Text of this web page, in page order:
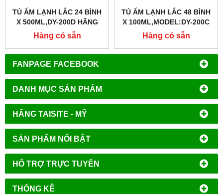
FANPAGE FACEBOOK
DANH MỤC SẢN PHẨM
HÃNG TAISITE - MỸ
SẢN PHẨM NỔI BẬT
HỔ TRỢ TRỰC TUYẾN
THỐNG KÊ
TỦ ẤM LẠNH LẮC 24 BÌNH
X 500ML,DY-200D HÃNG
TAISITELAB
Hàng có sẵn
TỦ ẤM LẠNH LẮC 48 BÌNH
X 100ML,MODEL:DY-200C
HÃNG TAISITELAB
Hàng có sẵn